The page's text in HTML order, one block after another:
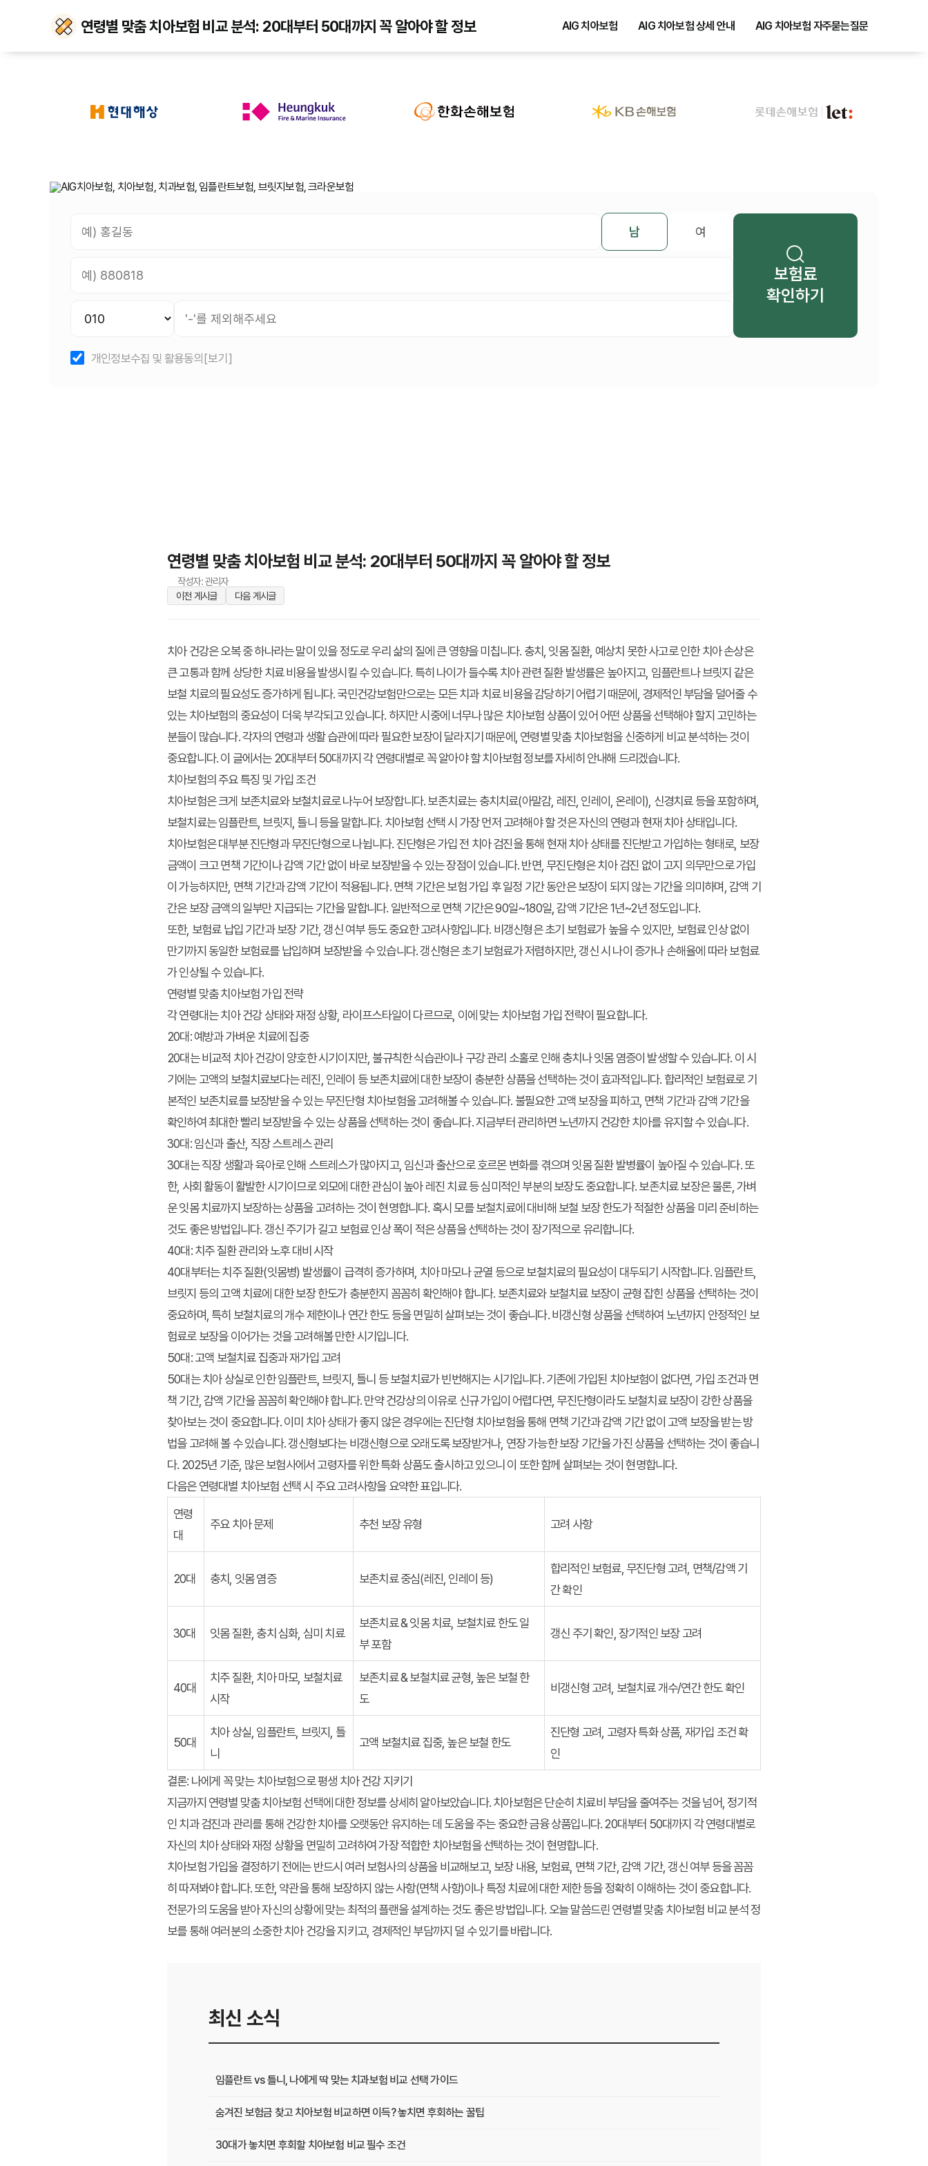
연령별 맞춤 치아보험 비교 분석: 20대부터 50대까지 꼭 알아야 할 정보 AIG 치아보험 AIG 치아보험 상세 안내 AIG 치아보험 자주묻는질문
남 여
개인정보수집 및 활용동의 [보기]
보험료
확인하기
연령별 맞춤 치아보험 비교 분석: 20대부터 50대까지 꼭 알아야 할 정보
작성자: 관리자
이전 게시글
다음 게시글
치아 건강은 오복 중 하나라는 말이 있을 정도로 우리 삶의 질에 큰 영향을 미칩니다. 충치, 잇몸 질환, 예상치 못한 사고로 인한 치아 손상은
큰 고통과 함께 상당한 치료 비용을 발생시킬 수 있습니다. 특히 나이가 들수록 치아 관련 질환 발생률은 높아지고, 임플란트나 브릿지 같은
보철 치료의 필요성도 증가하게 됩니다. 국민건강보험만으로는 모든 치과 치료 비용을 감당하기 어렵기 때문에, 경제적인 부담을 덜어줄 수
있는 치아보험의 중요성이 더욱 부각되고 있습니다. 하지만 시중에 너무나 많은 치아보험 상품이 있어 어떤 상품을 선택해야 할지 고민하는
분들이 많습니다. 각자의 연령과 생활 습관에 따라 필요한 보장이 달라지기 때문에, 연령별 맞춤 치아보험을 신중하게 비교 분석하는 것이
중요합니다. 이 글에서는 20대부터 50대까지 각 연령대별로 꼭 알아야 할 치아보험 정보를 자세히 안내해 드리겠습니다.
치아보험의 주요 특징 및 가입 조건
치아보험은 크게 보존치료와 보철치료로 나누어 보장합니다. 보존치료는 충치치료(아말감, 레진, 인레이, 온레이), 신경치료 등을 포함하며,
보철치료는 임플란트, 브릿지, 틀니 등을 말합니다. 치아보험 선택 시 가장 먼저 고려해야 할 것은 자신의 연령과 현재 치아 상태입니다.
치아보험은 대부분 진단형과 무진단형으로 나뉩니다. 진단형은 가입 전 치아 검진을 통해 현재 치아 상태를 진단받고 가입하는 형태로, 보장
금액이 크고 면책 기간이나 감액 기간 없이 바로 보장받을 수 있는 장점이 있습니다. 반면, 무진단형은 치아 검진 없이 고지 의무만으로 가입
이 가능하지만, 면책 기간과 감액 기간이 적용됩니다. 면책 기간은 보험 가입 후 일정 기간 동안은 보장이 되지 않는 기간을 의미하며, 감액 기
간은 보장 금액의 일부만 지급되는 기간을 말합니다. 일반적으로 면책 기간은 90일~180일, 감액 기간은 1년~2년 정도입니다.
또한, 보험료 납입 기간과 보장 기간, 갱신 여부 등도 중요한 고려사항입니다. 비갱신형은 초기 보험료가 높을 수 있지만, 보험료 인상 없이
만기까지 동일한 보험료를 납입하며 보장받을 수 있습니다. 갱신형은 초기 보험료가 저렴하지만, 갱신 시 나이 증가나 손해율에 따라 보험료
가 인상될 수 있습니다.
연령별 맞춤 치아보험 가입 전략
각 연령대는 치아 건강 상태와 재정 상황, 라이프스타일이 다르므로, 이에 맞는 치아보험 가입 전략이 필요합니다.
20대: 예방과 가벼운 치료에 집중
20대는 비교적 치아 건강이 양호한 시기이지만, 불규칙한 식습관이나 구강 관리 소홀로 인해 충치나 잇몸 염증이 발생할 수 있습니다. 이 시
기에는 고액의 보철치료보다는 레진, 인레이 등 보존치료에 대한 보장이 충분한 상품을 선택하는 것이 효과적입니다. 합리적인 보험료로 기
본적인 보존치료를 보장받을 수 있는 무진단형 치아보험을 고려해볼 수 있습니다. 불필요한 고액 보장을 피하고, 면책 기간과 감액 기간을
확인하여 최대한 빨리 보장받을 수 있는 상품을 선택하는 것이 좋습니다. 지금부터 관리하면 노년까지 건강한 치아를 유지할 수 있습니다.
30대: 임신과 출산, 직장 스트레스 관리
30대는 직장 생활과 육아로 인해 스트레스가 많아지고, 임신과 출산으로 호르몬 변화를 겪으며 잇몸 질환 발병률이 높아질 수 있습니다. 또
한, 사회 활동이 활발한 시기이므로 외모에 대한 관심이 높아 레진 치료 등 심미적인 부분의 보장도 중요합니다. 보존치료 보장은 물론, 가벼
운 잇몸 치료까지 보장하는 상품을 고려하는 것이 현명합니다. 혹시 모를 보철치료에 대비해 보철 보장 한도가 적절한 상품을 미리 준비하는
것도 좋은 방법입니다. 갱신 주기가 길고 보험료 인상 폭이 적은 상품을 선택하는 것이 장기적으로 유리합니다.
40대: 치주 질환 관리와 노후 대비 시작
40대부터는 치주 질환(잇몸병) 발생률이 급격히 증가하며, 치아 마모나 균열 등으로 보철치료의 필요성이 대두되기 시작합니다. 임플란트,
브릿지 등의 고액 치료에 대한 보장 한도가 충분한지 꼼꼼히 확인해야 합니다. 보존치료와 보철치료 보장이 균형 잡힌 상품을 선택하는 것이
중요하며, 특히 보철치료의 개수 제한이나 연간 한도 등을 면밀히 살펴보는 것이 좋습니다. 비갱신형 상품을 선택하여 노년까지 안정적인 보
험료로 보장을 이어가는 것을 고려해볼 만한 시기입니다.
50대: 고액 보철치료 집중과 재가입 고려
50대는 치아 상실로 인한 임플란트, 브릿지, 틀니 등 보철치료가 빈번해지는 시기입니다. 기존에 가입된 치아보험이 없다면, 가입 조건과 면
책 기간, 감액 기간을 꼼꼼히 확인해야 합니다. 만약 건강상의 이유로 신규 가입이 어렵다면, 무진단형이라도 보철치료 보장이 강한 상품을
찾아보는 것이 중요합니다. 이미 치아 상태가 좋지 않은 경우에는 진단형 치아보험을 통해 면책 기간과 감액 기간 없이 고액 보장을 받는 방
법을 고려해 볼 수 있습니다. 갱신형보다는 비갱신형으로 오래도록 보장받거나, 연장 가능한 보장 기간을 가진 상품을 선택하는 것이 좋습니
다. 2025년 기준, 많은 보험사에서 고령자를 위한 특화 상품도 출시하고 있으니 이 또한 함께 살펴보는 것이 현명합니다.
다음은 연령대별 치아보험 선택 시 주요 고려사항을 요약한 표입니다.
연령
대
주요 치아 문제 추천 보장 유형 고려 사항
20대 충치, 잇몸 염증 보존치료 중심(레진, 인레이 등)
합리적인 보험료, 무진단형 고려, 면책/감액 기
간 확인
30대 잇몸 질환, 충치 심화, 심미 치료
보존치료 & 잇몸 치료, 보철치료 한도 일
부 포함
갱신 주기 확인, 장기적인 보장 고려
40대
치주 질환, 치아 마모, 보철치료
시작
보존치료 & 보철치료 균형, 높은 보철 한
도
비갱신형 고려, 보철치료 개수/연간 한도 확인
50대
치아 상실, 임플란트, 브릿지, 틀
니
고액 보철치료 집중, 높은 보철 한도
진단형 고려, 고령자 특화 상품, 재가입 조건 확
인
결론: 나에게 꼭 맞는 치아보험으로 평생 치아 건강 지키기
지금까지 연령별 맞춤 치아보험 선택에 대한 정보를 상세히 알아보았습니다. 치아보험은 단순히 치료비 부담을 줄여주는 것을 넘어, 정기적
인 치과 검진과 관리를 통해 건강한 치아를 오랫동안 유지하는 데 도움을 주는 중요한 금융 상품입니다. 20대부터 50대까지 각 연령대별로
자신의 치아 상태와 재정 상황을 면밀히 고려하여 가장 적합한 치아보험을 선택하는 것이 현명합니다.
치아보험 가입을 결정하기 전에는 반드시 여러 보험사의 상품을 비교해보고, 보장 내용, 보험료, 면책 기간, 감액 기간, 갱신 여부 등을 꼼꼼
히 따져봐야 합니다. 또한, 약관을 통해 보장하지 않는 사항(면책 사항)이나 특정 치료에 대한 제한 등을 정확히 이해하는 것이 중요합니다.
전문가의 도움을 받아 자신의 상황에 맞는 최적의 플랜을 설계하는 것도 좋은 방법입니다. 오늘 말씀드린 연령별 맞춤 치아보험 비교 분석 정
보를 통해 여러분의 소중한 치아 건강을 지키고, 경제적인 부담까지 덜 수 있기를 바랍니다.
최신 소식
임플란트 vs 틀니, 나에게 딱 맞는 치과보험 비교 선택 가이드
숨겨진 보험금 찾고 치아보험 비교하면 이득? 놓치면 후회하는 꿀팁
30대가 놓치면 후회할 치아보험 비교 필수 조건